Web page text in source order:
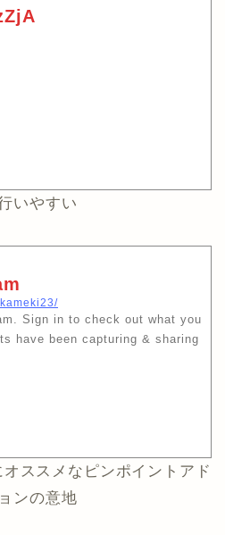
いやすい
Sign in to check out what you
have been capturing & sharing
オススメなピンポイントアド
ンの意地